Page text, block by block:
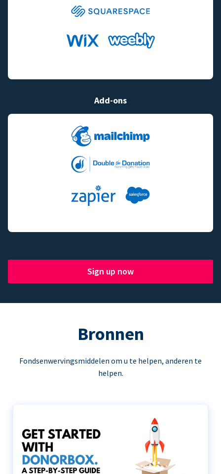
Add-ons
Sign up now
Bronnen
Fondsenwervingsmiddelen om u te helpen, anderen te
helpen.